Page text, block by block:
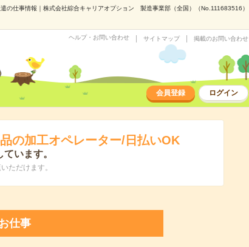
の仕事情報｜株式会社綜合キャリアオプション 製造事業部（全国）（No.111683516）
ヘルプ・お問い合わせ サイトマップ 掲載のお問い合わせ
会員登録 ログイン
の加工オペレーター/日払いOK
います。
ただけます。
仕事